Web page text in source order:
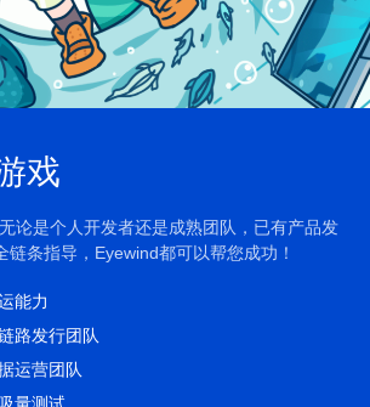
戏
论是个人开发者还是成熟团队，已有产品发
链条指导，Eyewind都可以帮您成功！
能力
路发行团队
运营团队
量测试